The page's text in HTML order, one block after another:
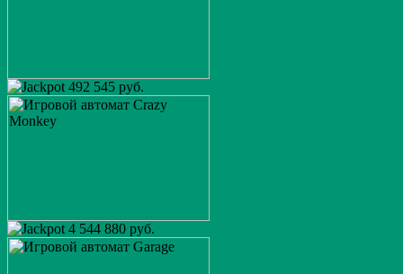
492 545 руб.
4 544 880 руб.